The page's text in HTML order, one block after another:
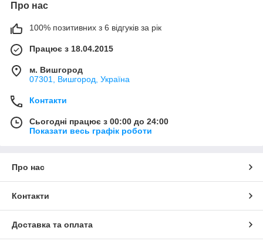
Про нас
100% позитивних з 6 відгуків за рік
Працює з 18.04.2015
м. Вишгород
07301, Вишгород, Україна
Контакти
Сьогодні працює з 00:00 до 24:00
Показати весь графік роботи
Про нас
Контакти
Доставка та оплата